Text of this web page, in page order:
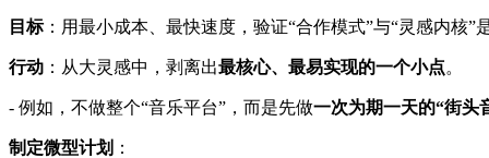
目标：用最小成本、最快速度，验证“合作模式”与“灵感内核”
行动 ：从大灵感中，剥离出最核心、最易实现的一个小点。
- 例如，不做整个“音乐平台”，而是先做一次为期一天的“街头
制定微型计划 ：